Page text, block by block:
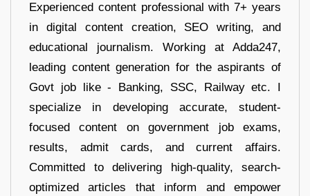
Experienced content professional with 7+ years
in digital content creation, SEO writing, and
educational journalism. Working at Adda247,
leading content generation for the aspirants of
Govt job like - Banking, SSC, Railway etc. I
specialize in developing accurate, student-
focused content on government job exams,
results, admit cards, and current affairs.
Committed to delivering high-quality, search-
optimized articles that inform and empower